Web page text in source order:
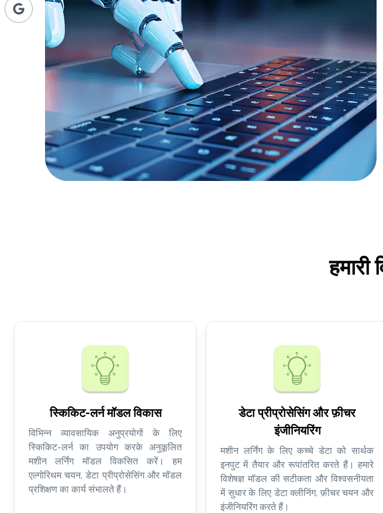
हमारी
स्किकिट-लर्न मॉडल विकास
विभिन्न व्यावसायिक अनुप्रयोगों के लिए
स्किकिट-लर्न का उपयोग करके अनुकूलित
मशीन लर्निंग मॉडल विकसित करें। हम
एल्गोरिथम चयन, डेटा प्रीप्रोसेसिंग और मॉडल
प्रशिक्षण का कार्य संभालते हैं।
डेटा प्रीप्रोसेसिंग और फ़ीचर
इंजीनियरिंग
मशीन लर्निंग के लिए कच्चे डेटा को सार्थक
इनपुट में तैयार और रूपांतरित करते हैं। हमारे
विशेषज्ञ मॉडल की सटीकता और विश्वसनीयता
में सुधार के लिए डेटा क्लीनिंग, फ़ीचर चयन और
इंजीनियरिंग करते हैं।